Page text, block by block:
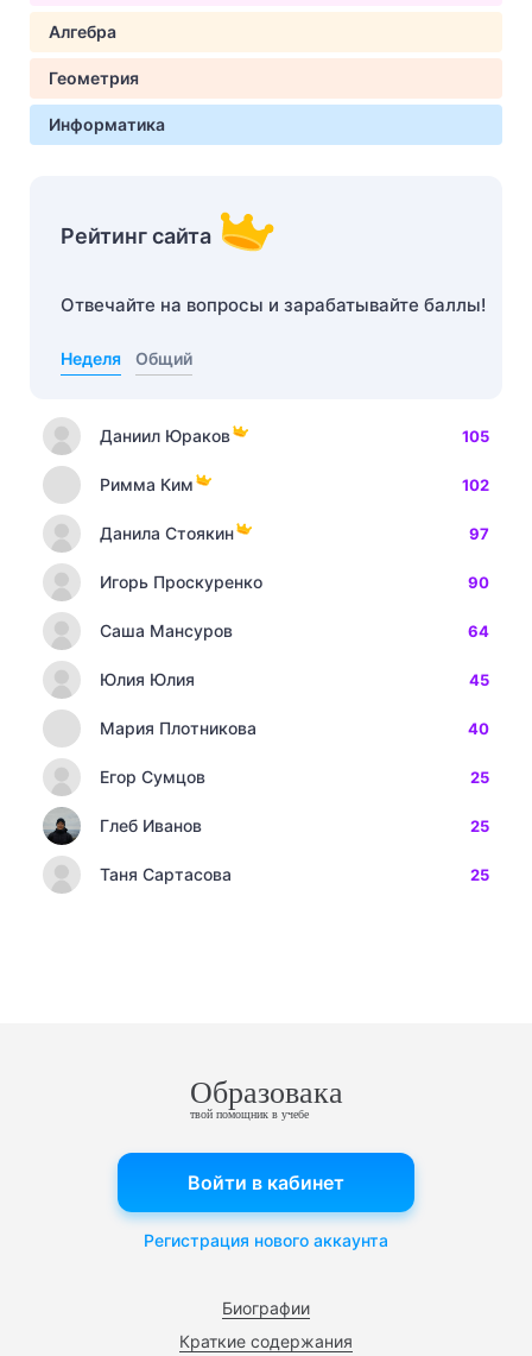
Алгебра
Геометрия
Информатика
Рейтинг сайта
Отвечайте на вопросы и зарабатывайте баллы!
Неделя Общий
Даниил Юраков 105
Римма Ким 102
Данила Стоякин 97
Игорь Проскуренко 90
Саша Мансуров 64
Юлия Юлия 45
Мария Плотникова 40
Егор Сумцов 25
Глеб Иванов 25
Таня Сартасова 25
Образовака
твой помощник в учебе
Биографии
Краткие содержания
Войти в кабинет
Регистрация нового аккаунта